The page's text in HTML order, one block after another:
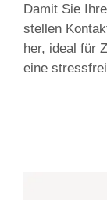
Damit Sie
stellen
her, ideal für
eine